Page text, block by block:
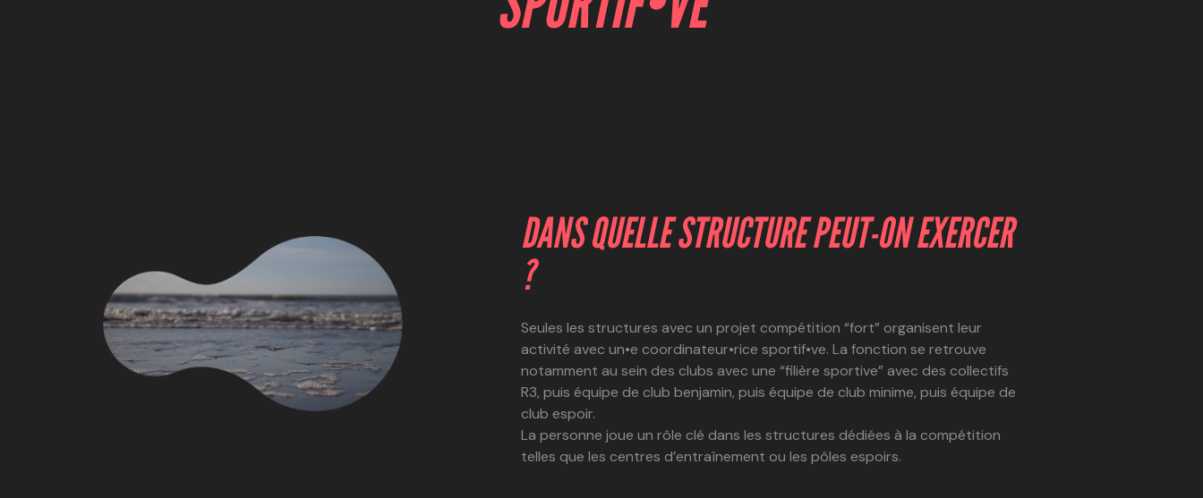
DANS QUELLE STRUCTURE PEUT-ON EXERCER
?
Seules les structures avec un projet compétition “fort” organisent leur
activité avec un•e coordinateur•rice sportif•ve. La fonction se retrouve
notamment au sein des clubs avec une “filière sportive” avec des collectifs
R3, puis équipe de club benjamin, puis équipe de club minime, puis équipe de
club espoir.
La personne joue un rôle clé dans les structures dédiées à la compétition
telles que les centres d’entraînement ou les pôles espoirs.